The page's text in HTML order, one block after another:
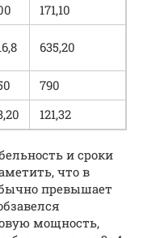
171,10
635,20
790
121,32
и сроки
что в
превышает
мощность,